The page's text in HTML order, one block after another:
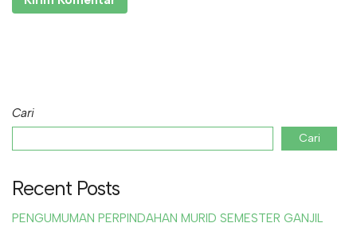
Cari
Cari
Recent Posts
PENGUMUMAN PERPINDAHAN MURID SEMESTER GANJIL